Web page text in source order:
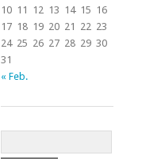
10 11 12 13 14 15 16
17 18 19 20 21 22 23
24 25 26 27 28 29 30
31
« Feb.